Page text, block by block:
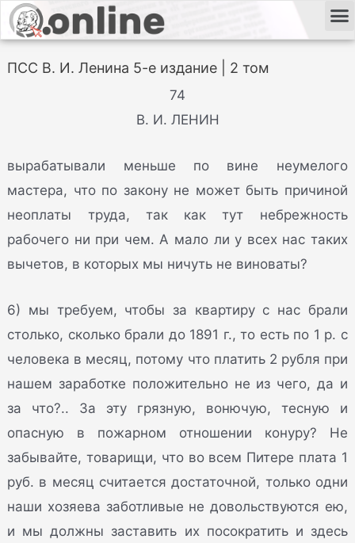
ПСС В. И. Ленина 5-е издание | 2 том
74
В. И. ЛЕНИН
вырабатывали меньше по вине неумелого
мастера, что по закону не может быть причиной
неоплаты труда, так как тут небрежность
рабочего ни при чем. А мало ли у всех нас таких
вычетов, в которых мы ничуть не виноваты?
6) мы требуем, чтобы за квартиру с нас брали
столько, сколько брали до 1891 г., то есть по 1 р. с
человека в месяц, потому что платить 2 рубля при
нашем заработке положительно не из чего, да и
за что?.. За эту грязную, вонючую, тесную и
опасную в пожарном отношении конуру? Не
забывайте, товарищи, что во всем Питере плата 1
руб. в месяц считается достаточной, только одни
наши хозяева заботливые не довольствуются ею,
и мы должны заставить их посократить и здесь